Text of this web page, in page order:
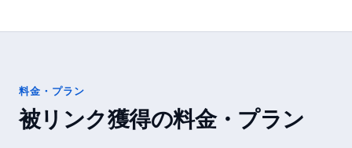
料金・プラン
被リンク獲得の料金・プラン